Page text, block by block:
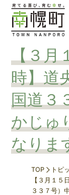
【３月
時】道
国道３
かじゅ
なりま
TOP トピ
【３月１５
３３７号）